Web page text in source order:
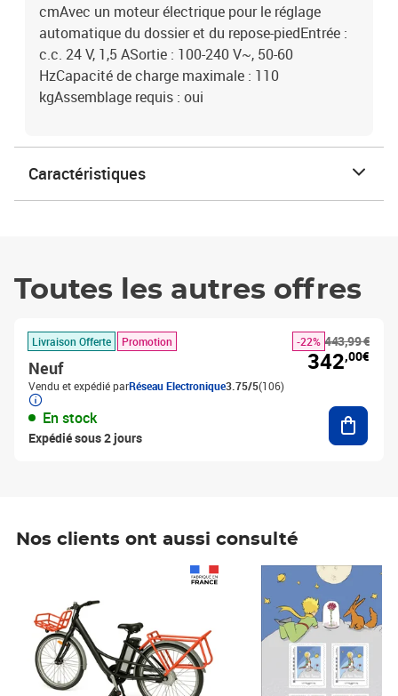
cmAvec un moteur électrique pour le réglage
automatique du dossier et du repose-piedEntrée :
c.c. 24 V, 1,5 ASortie : 100-240 V~, 50-60
HzCapacité de charge maximale : 110
kgAssemblage requis : oui
Caractéristiques
Toutes les autres offres
Livraison Offerte Promotion
Neuf
Vendu et expédié parRéseau Electronique3.75/5(106)
En stock
Expédié sous 2 jours
443,99 €
-22%
342,00€
Nos clients ont aussi consulté
Prix 7,50€